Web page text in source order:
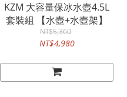
KZM 大容量保冰水壺4.5L
套裝組 【水壺+水壺架】
NT$5,360
NT$4,980